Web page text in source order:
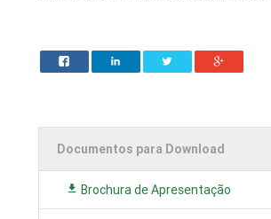
Documentos para Download
Brochura de Apresentação